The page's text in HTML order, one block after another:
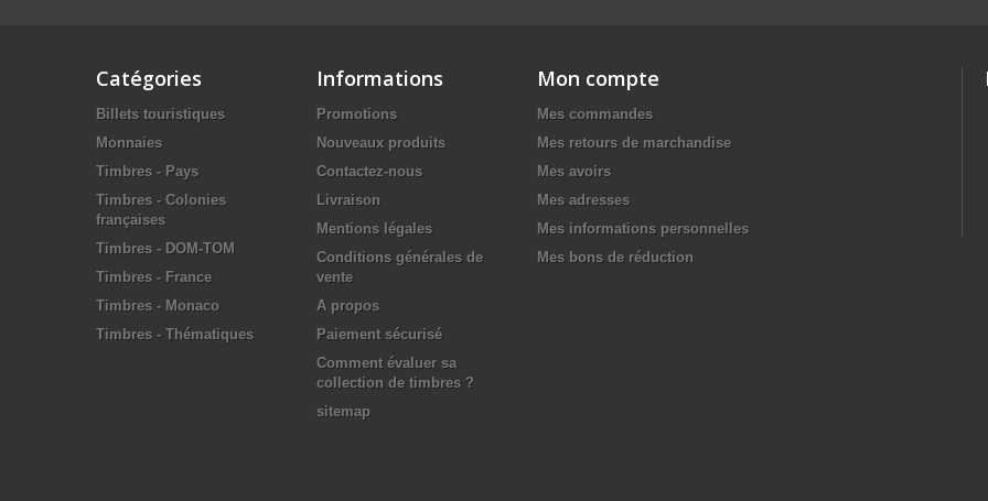
Catégories
Billets touristiques
Monnaies
Timbres - Pays
Timbres - Colonies
françaises
Timbres - DOM-TOM
Timbres - France
Timbres - Monaco
Timbres - Thématiques
Informations
Promotions
Nouveaux produits
Contactez-nous
Livraison
Mentions légales
Conditions générales de
vente
A propos
Paiement sécurisé
Comment évaluer sa
collection de timbres ?
sitemap
Mon compte
Mes commandes
Mes retours de marchandise
Mes avoirs
Mes adresses
Mes informations personnelles
Mes bons de réduction